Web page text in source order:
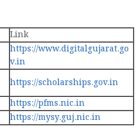
Link
https://www.digitalgujarat.go
v.in
https://scholarships.gov.in
https://pfms.nic.in
https://mysy.guj.nic.in